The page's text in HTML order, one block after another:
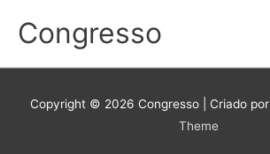
paraCongresso
Copyright © 2026 Congresso| Criado por
Theme